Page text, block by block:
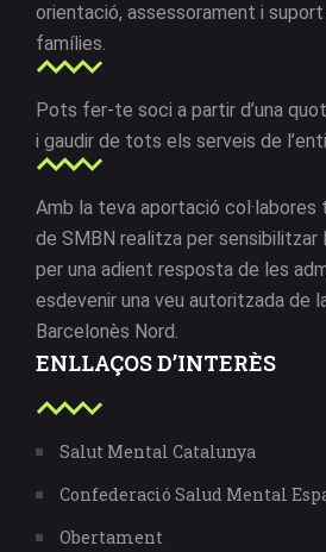
orientació, assessorament i
famílies.
Pots fer-te soci a partir d’una
i gaudir de tots els serveis de
Amb la teva aportació
de SMBN realitza per
per una adient resposta de les
esdevenir una veu autoritzada de
Barcelonès Nord.
ENLLAÇOS D’INTERÈS
Salut Mental Catalunya
Confederació Salud Mental
Obertament